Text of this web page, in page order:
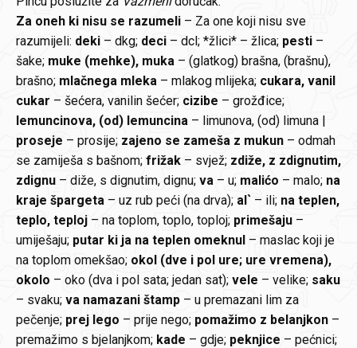
Za oneh ki nisu se razumeli – Za one koji nisu sve
razumijeli: deki – dkg; deci – dcl; *žlici* – žlica; pesti –
šake; muke (mehke), muka – (glatkog) brašna, (brašnu),
brašno; mlačnega mleka – mlakog mlijeka; cukara, vanil
cukar – šećera, vanilin šećer; cizibe – grožđice;
lemuncinova, (od) lemuncina – limunova, (od) limuna |
proseje – prosije; zajeno se zameša z mukun – odmah
se zamiješa s bašnom; frižak – svjež; zdiže, z zdignutim,
zdignu – diže, s dignutim, dignu; va – u; malićo – malo; na
kraje špargeta – uz rub peći (na drva); al` – ili; na teplen,
teplo, teploj – na toplom, toplo, toploj; primešaju –
umiješaju; putar ki ja na teplen omeknul – maslac koji je
na toplom omekšao; okol (dve i pol ure; ure vremena),
okolo – oko (dva i pol sata; jedan sat); vele – velike; saku
– svaku; va namazani štamp – u premazani lim za
pečenje; prej lego – prije nego; pomažimo z belanjkon –
premažimo s bjelanjkom; kade – gdje; peknjice – pećnici;